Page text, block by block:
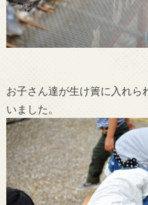
お子さん達が生け簀に入れら
いました。